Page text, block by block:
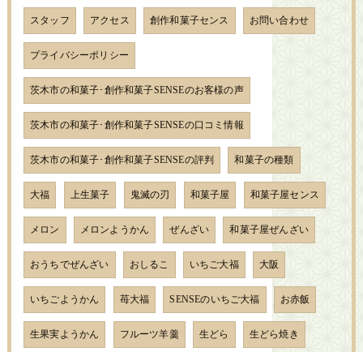
スタッフ アクセス 創作和菓子センス お問い合わせ
プライバシーポリシー
茨木市の和菓子･創作和菓子SENSEのお客様の声
茨木市の和菓子･創作和菓子SENSEの口コミ情報
茨木市の和菓子･創作和菓子SENSEの評判 和菓子の種類
大福 上生菓子 鬼滅の刃 和菓子屋 和菓子屋センス
メロン メロンようかん ぜんざい 和菓子屋ぜんざい
おうちでぜんざい おしるこ いちご大福 大阪
いちごようかん 苺大福 SENSEのいちご大福 お赤飯
生果実ようかん フルーツ羊羹 生どら 生どら焼き